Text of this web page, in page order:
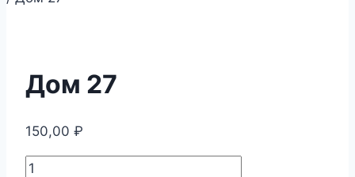
Дом 27
150,00 ₽
Количество